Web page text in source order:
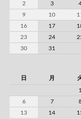
2
3
9
10
16
17
23
24
30
31
日
月
1
6
7
13
14